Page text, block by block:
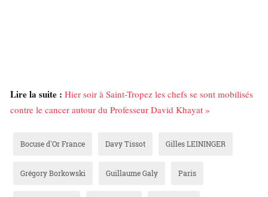
Lire la suite : Hier soir à Saint-Tropez les chefs se sont mobilisés
contre le cancer autour du Professeur David Khayat »
Bocuse d'Or France Davy Tissot Gilles LEININGER
Grégory Borkowski Guillaume Galy Paris